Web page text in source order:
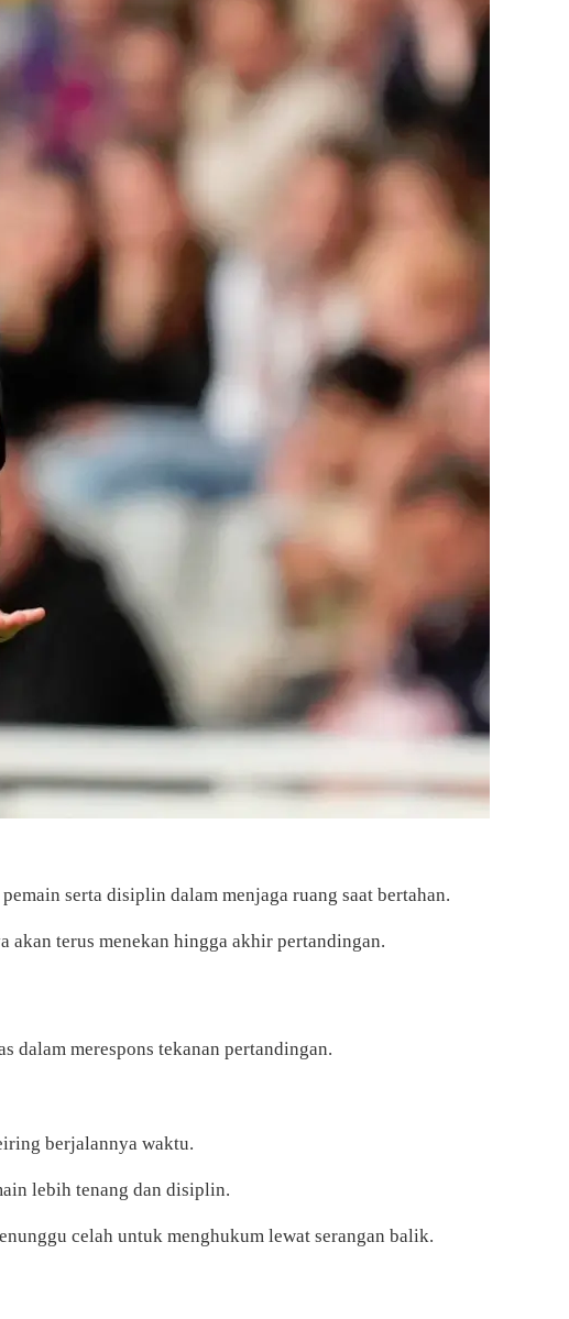
serta disiplin dalam menjaga ruang saat bertahan.
akan terus menekan hingga akhir pertandingan.
dalam merespons tekanan pertandingan.
berjalannya waktu.
lebih tenang dan disiplin.
celah untuk menghukum lewat serangan balik.